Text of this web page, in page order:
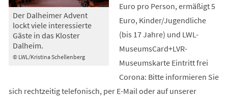
© LWL/Kristina Schellenberg
Der Dalheimer Advent
lockt viele interessierte
Gäste in das Kloster
Dalheim.
Euro pro Person, ermäßigt 5
Euro, Kinder/Jugendliche
(bis 17 Jahre) und LWL-
MuseumsCard+LVR-
Museumskarte Eintritt frei
Corona: Bitte informieren Sie
sich rechtzeitig telefonisch, per E-Mail oder auf unserer